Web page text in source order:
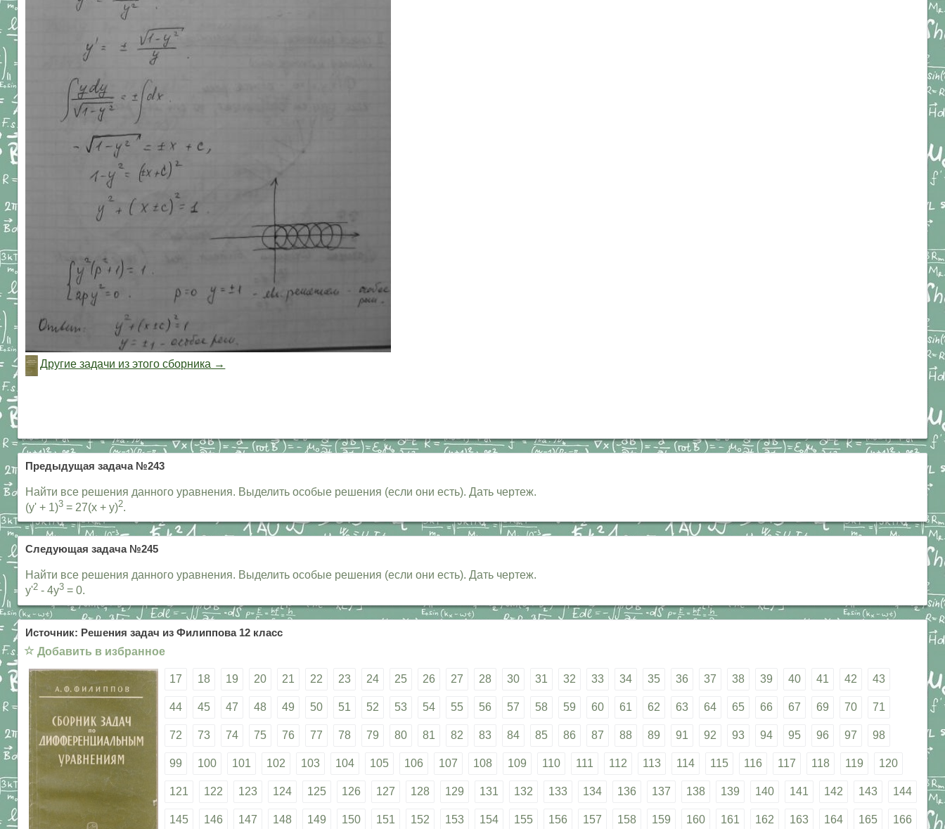
Другие задачи из этого сборника →
Предыдущая задача №243
Найти все решения данного уравнения. Выделить особые решения (если они есть). Дать чертеж.
(y' + 1)3 = 27(x + y)2.
Следующая задача №245
Найти все решения данного уравнения. Выделить особые решения (если они есть). Дать чертеж.
y'2 - 4y3 = 0.
Источник: Решения задач из Филиппова 12 класс
☆ Добавить в избранное
17 18 19 20 21 22 23 24 25 26 27 28 30 31 32 33 34 35 36 37 38 39 40 41 42 43
44 45 47 48 49 50 51 52 53 54 55 56 57 58 59 60 61 62 63 64 65 66 67 69 70 71
72 73 74 75 76 77 78 79 80 81 82 83 84 85 86 87 88 89 91 92 93 94 95 96 97 98
99 100 101 102 103 104 105 106 107 108 109 110 111 112 113 114 115 116 117 118 119 120
121 122 123 124 125 126 127 128 129 131 132 133 134 136 137 138 139 140 141 142 143 144
145 146 147 148 149 150 151 152 153 154 155 156 157 158 159 160 161 162 163 164 165 166